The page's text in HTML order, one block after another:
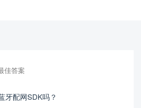
佳答案
牙配网SDK吗？